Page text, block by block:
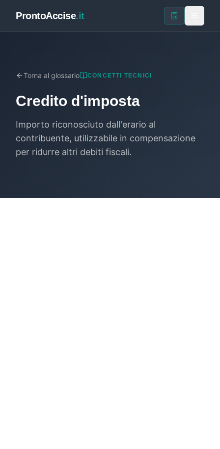
ProntoAccise.it
Torna al glossario CONCETTI TECNICI
Credito d'imposta
Importo riconosciuto dall'erario al
contribuente, utilizzabile in compensazione
per ridurre altri debiti fiscali.